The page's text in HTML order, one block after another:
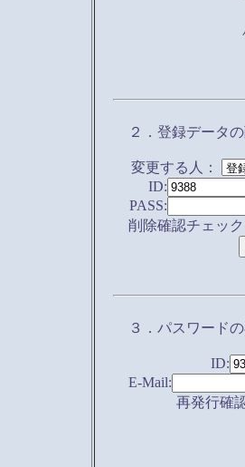
２．登録データ
変更する人：
ID:
PASS:
削除確認チェッ
３．パスワード
ID:
E-Mail:
再発行確